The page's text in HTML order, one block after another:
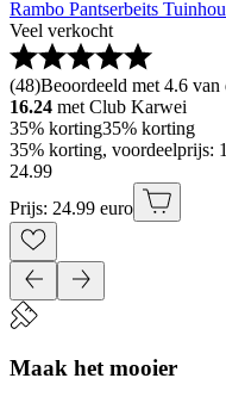
Rambo Pantserbeits
Veel verkocht
(48)Beoordeeld met 4.6
16.24 met Club Karwei
35% korting35% korting
35% korting, voordeelprijs:
24.99
Prijs: 24.99 euro
Maak het mooier